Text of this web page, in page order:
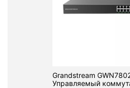
Grandstream
Управляемый